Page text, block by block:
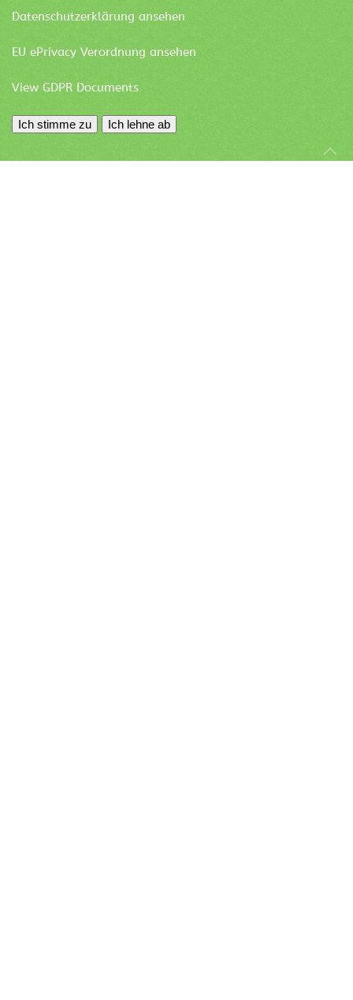
Datenschutzerklärung ansehen
EU ePrivacy Verordnung ansehen
View GDPR Documents
Ich stimme zu Ich lehne ab